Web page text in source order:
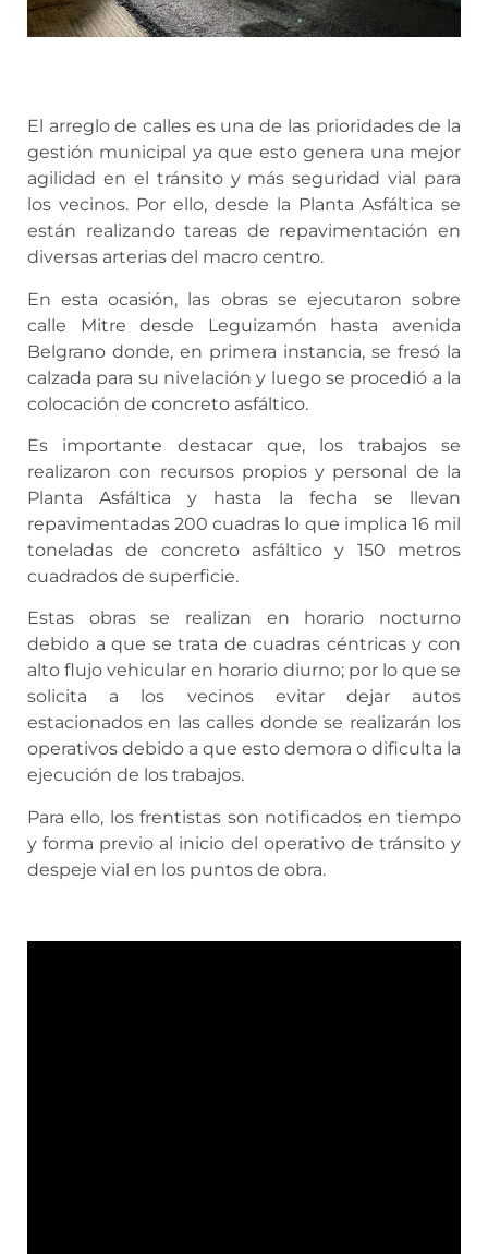
El arreglo de calles es una de las prioridades de la
gestión municipal ya que esto genera una mejor
agilidad en el tránsito y más seguridad vial para
los vecinos. Por ello, desde la Planta Asfáltica se
están realizando tareas de repavimentación en
diversas arterias del macro centro.
En esta ocasión, las obras se ejecutaron sobre
calle Mitre desde Leguizamón hasta avenida
Belgrano donde, en primera instancia, se fresó la
calzada para su nivelación y luego se procedió a la
colocación de concreto asfáltico.
Es importante destacar que, los trabajos se
realizaron con recursos propios y personal de la
Planta Asfáltica y hasta la fecha se llevan
repavimentadas 200 cuadras lo que implica 16 mil
toneladas de concreto asfáltico y 150 metros
cuadrados de superficie.
Estas obras se realizan en horario nocturno
debido a que se trata de cuadras céntricas y con
alto flujo vehicular en horario diurno; por lo que se
solicita a los vecinos evitar dejar autos
estacionados en las calles donde se realizarán los
operativos debido a que esto demora o dificulta la
ejecución de los trabajos.
Para ello, los frentistas son notificados en tiempo
y forma previo al inicio del operativo de tránsito y
despeje vial en los puntos de obra.